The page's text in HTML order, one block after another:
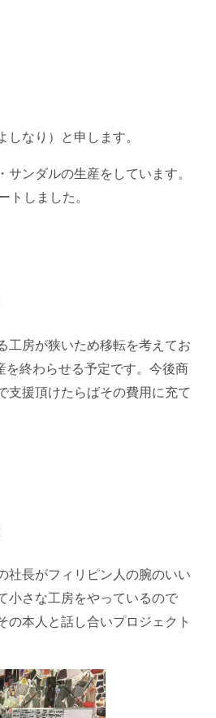
なり）と申します。
ンダルの生産をしています。
しました。
工房が狭いため移転を考えてお
終わらせる予定です。今後商
支援頂けたらばその費用に充て
社長がフィリピン人の腕のいい
さな工房をやっているので
本人と話し合いプロジェクト